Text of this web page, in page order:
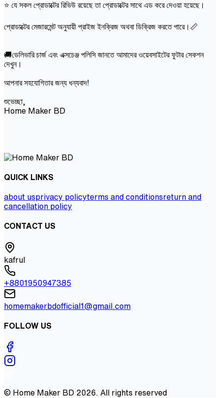
⭐ যে সকল প্রোডাক্টের রিভিউ রয়েছে তা প্রোডাক্টের সাথে এড করে দেওয়া হয়েছে।
প্রোডাক্টের মেজারমেন্ট অনুযায়ী প্রাইজ ইনক্রিজ অথবা ডিক্রিজ করতে পারে।📏
🚚ডেলিভারি চার্জ এবং এক্সচেঞ্জ পলিসি জানতে আমাদের ওয়েবসাইটের ফুটার সেকশন
দেখুন।
আপনার সহযোগিতার জন্য ধন্যবাদ!
শুভেচ্ছা,
Home Maker BD
QUICK LINKS
about usprivacy policyterms and conditionsreturn and
cancellation policy
CONTACT US
kafrul
+8801950947385
homemakerbdofficial1@gmail.com
FOLLOW US
© Home Maker BD 2026. All rights reserved